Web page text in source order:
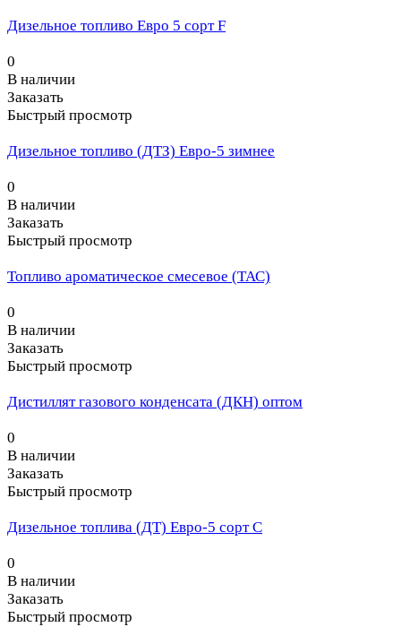
Дизельное топливо Евро 5 сорт F
0
В наличии
Заказать
Быстрый просмотр
Дизельное топливо (ДТЗ) Евро-5 зимнее
0
В наличии
Заказать
Быстрый просмотр
Топливо ароматическое смесевое (ТАС)
0
В наличии
Заказать
Быстрый просмотр
Дистиллят газового конденсата (ДКН) оптом
0
В наличии
Заказать
Быстрый просмотр
Дизельное топлива (ДТ) Евро-5 сорт С
0
В наличии
Заказать
Быстрый просмотр